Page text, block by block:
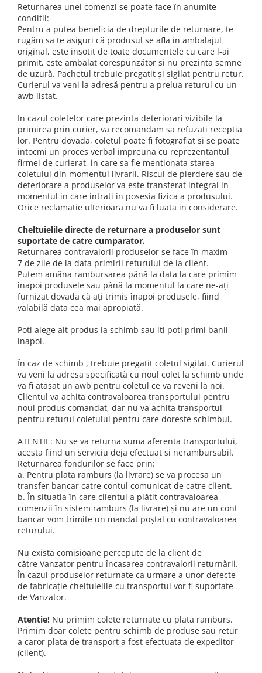
Camping
Motocoase de umar
Scule electrice si unelte
Accesorii
Aparate de sudura
Polizoare
Pompe si hidrofoare
Set oale
Noptiere smart
Veioze
Masini de tocat
Decoratiuni Craciun
Articole bucatarie
Returnarea unei comenzi se poate face în anumite
conditii:
Pentru a putea beneficia de drepturile de returnare, te
rugăm sa te asiguri că produsul se afla in ambalajul
original, este insotit de toate documentele cu care l-ai
primit, este ambalat corespunzător si nu prezinta semne
de uzură. Pachetul trebuie pregatit și sigilat pentru retur.
Curierul va veni la adresă pentru a prelua returul cu un
awb listat.
In cazul coletelor care prezinta deteriorari vizibile la
primirea prin curier, va recomandam sa refuzati receptia
lor. Pentru dovada, coletul poate fi fotografiat si se poate
intocmi un proces verbal impreuna cu reprezentantul
firmei de curierat, in care sa fie mentionata starea
coletului din momentul livrarii. Riscul de pierdere sau de
deteriorare a produselor va este transferat integral in
momentul in care intrati in posesia fizica a produsului.
Orice reclamatie ulterioara nu va fi luata in considerare.
Cheltuielile directe de returnare a produselor sunt
suportate de catre cumparator.
Returnarea contravalorii produselor se face în maxim
7 de zile de la data primirii returului de la client.
Putem amâna rambursarea până la data la care primim
înapoi produsele sau până la momentul la care ne-aţi
furnizat dovada că aţi trimis înapoi produsele, fiind
valabilă data cea mai apropiată.
Poti alege alt produs la schimb sau iti poti primi banii
inapoi.
În caz de schimb , trebuie pregatit coletul sigilat. Curierul
va veni la adresa specificată cu noul colet la schimb unde
va fi atașat un awb pentru coletul ce va reveni la noi.
Clientul va achita contravaloarea transportului pentru
noul produs comandat, dar nu va achita transportul
pentru returul coletului pentru care doreste schimbul.
ATENTIE: Nu se va returna suma aferenta transportului,
acesta fiind un serviciu deja efectuat si nerambursabil.
Returnarea fondurilor se face prin:
a. Pentru plata ramburs (la livrare) se va procesa un
transfer bancar catre contul comunicat de catre client.
b. În situația în care clientul a plătit contravaloarea
comenzii în sistem ramburs (la livrare) și nu are un cont
bancar vom trimite un mandat poștal cu contravaloarea
returului.
Nu există comisioane percepute de la client de
către Vanzator pentru încasarea contravalorii returnării.
În cazul produselor returnate ca urmare a unor defecte
de fabricație cheltuielile cu transportul vor fi suportate
de Vanzator.
Atentie! Nu primim colete returnate cu plata ramburs.
Primim doar colete pentru schimb de produse sau retur
a caror plata de transport a fost efectuata de expeditor
(client).